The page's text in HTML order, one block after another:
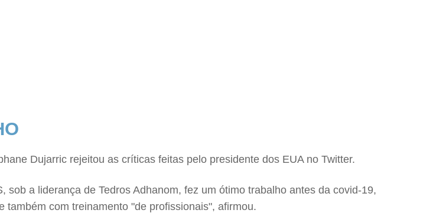
Dujarric rejeitou as críticas feitas pelo presidente dos EUA no Twitter.
a liderança de Tedros Adhanom, fez um ótimo trabalho antes da covid-19,
com treinamento "de profissionais", afirmou.